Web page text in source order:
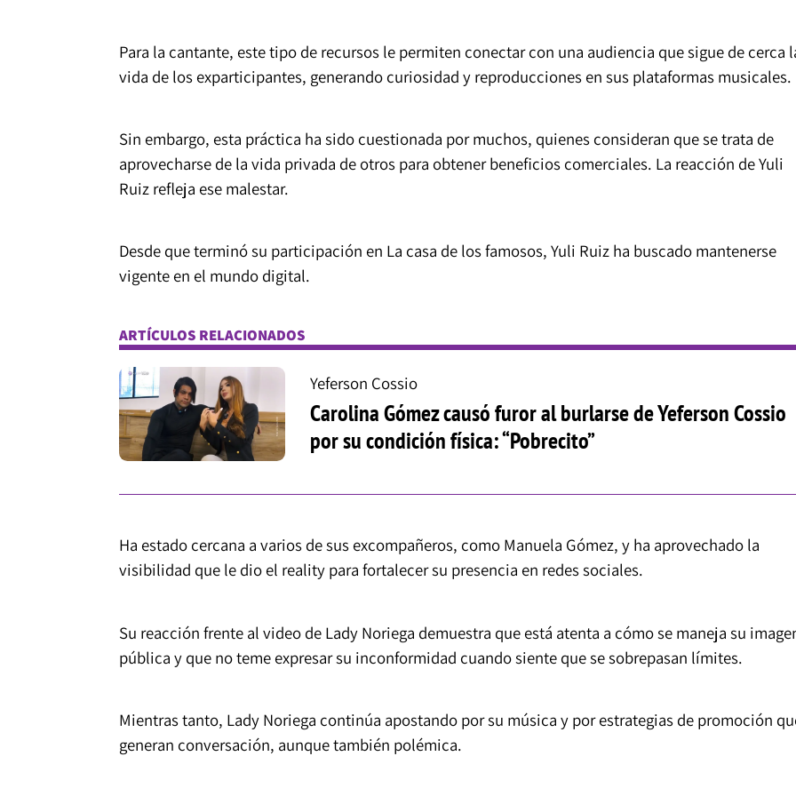
Para la cantante, este tipo de recursos le permiten conectar con una audiencia que sigue de cerca
vida de los exparticipantes, generando curiosidad y reproducciones en sus plataformas musicales.
Sin embargo, esta práctica ha sido cuestionada por muchos, quienes consideran que se trata de
aprovecharse de la vida privada de otros para obtener beneficios comerciales. La reacción de Yuli
Ruiz refleja ese malestar.
Desde que terminó su participación en La casa de los famosos, Yuli Ruiz ha buscado mantenerse
vigente en el mundo digital.
ARTÍCULOS RELACIONADOS
Yeferson Cossio
Carolina Gómez causó furor al burlarse de Yeferson Cossio
por su condición física: “Pobrecito”
Ha estado cercana a varios de sus excompañeros, como Manuela Gómez, y ha aprovechado la
visibilidad que le dio el reality para fortalecer su presencia en redes sociales.
Su reacción frente al video de Lady Noriega demuestra que está atenta a cómo se maneja su
pública y que no teme expresar su inconformidad cuando siente que se sobrepasan límites.
Mientras tanto, Lady Noriega continúa apostando por su música y por estrategias de promoción
generan conversación, aunque también polémica.